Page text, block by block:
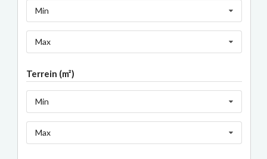
Min
Max
Terrein (m²)
Min
Max